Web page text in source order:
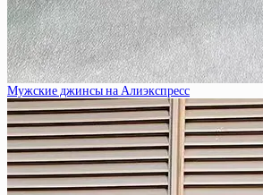
Мужские джинсы на Алиэкспресс